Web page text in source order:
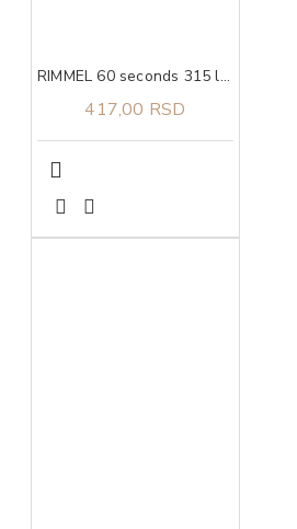
RIMMEL 60 seconds 315 lak za nokte 8ml
417,00 RSD